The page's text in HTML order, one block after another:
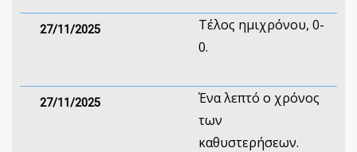
27/11/2025
Τέλος ημιχρόνου, 0-
0.
27/11/2025
Ένα λεπτό ο χρόνος
των
καθυστερήσεων.